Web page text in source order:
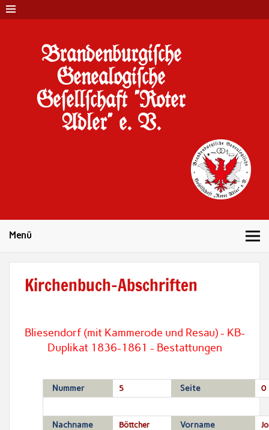
Brandenburgi#che
Genealogi#che
Ge#ell#chaft "Roter
Adler" e. V.
Menü
Kirchenbuch-Abschriften
Bliesendorf (mit Kammerode und Resau) - KB-
Duplikat 1836-1861 - Bestattungen
Nummer 5 Seite 0
Nachname Böttcher Vorname